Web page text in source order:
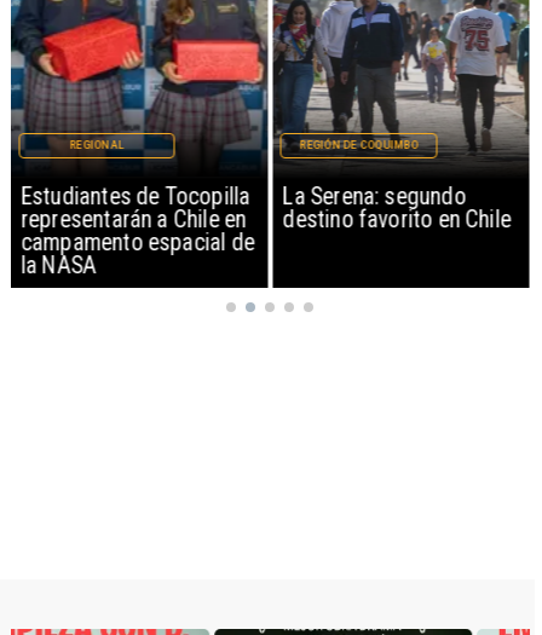
Estudiantes de Tocopilla
representarán a Chile en
campamento espacial de
la NASA
REGIONAL
La Serena: segundo
destino favorito en Chile
REGIÓN DE COQUIMBO